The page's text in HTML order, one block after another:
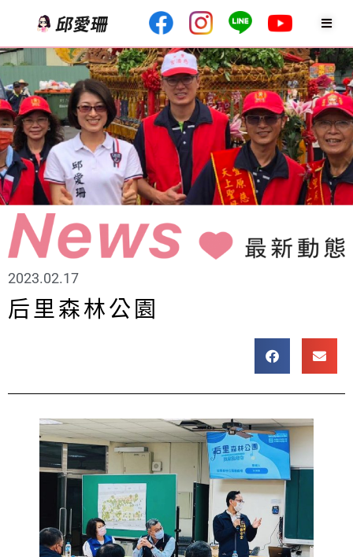
2023.02.17
后里森林公園